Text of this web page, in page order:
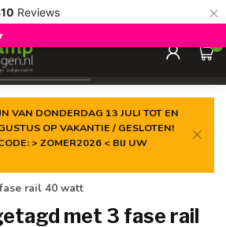
Reviews ×
prijs
0
VAN DONDERDAG 13 JULI TOT EN
OP VAKANTIE / GESLOTEN!
> ZOMER2026 < BIJ UW
rail 40 watt
met 3 fase rail